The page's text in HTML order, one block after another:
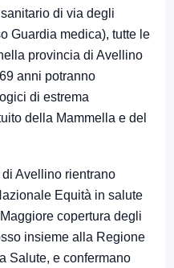
di via degli
Guardia medica), tutte le
provincia di Avellino
anni potranno
di estrema
della Mammella e del
Avellino rientrano
Equità in salute
copertura degli
insieme alla Regione
Salute, e confermano